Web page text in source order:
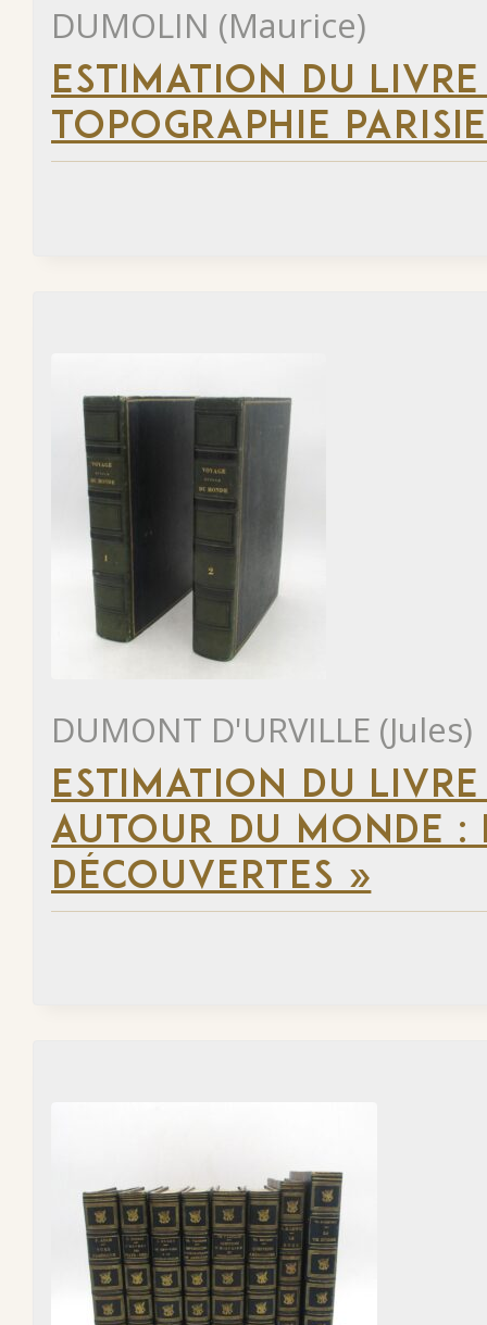
DUMOLIN (Maurice)
ESTIMATION DU
TOPOGRAPHIE
DUMONT D'URVILLE (Jules)
ESTIMATION DU
AUTOUR DU MONDE :
DÉCOUVERTES »